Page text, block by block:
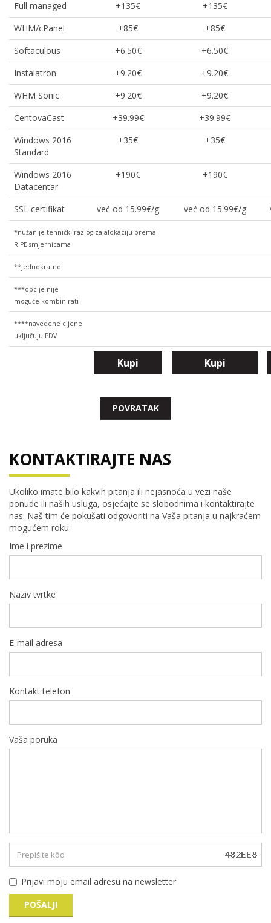
Full managed +135€
+135€
WHM/cPanel
+85€
+85€
Softaculous
+6.50€
+6.50€
Instalatron
+9.20€
+9.20€
WHM Sonic
+9.20€
+9.20€
CentovaCast
+39.99€
+39.99€
Windows 2016
Standard
+35€ +35€
Windows 2016
Datacentar
+190€ +190€
SSL certifikat već od 15.99€/g već od 15.99€/g
*nužan je tehnički razlog za alokaciju prema
RIPE smjernicama
**jednokratno
***opcije nije
moguće kombinirati
****navedene cijene
uključuju PDV
Kupi Kupi
POVRATAK
KONTAKTIRAJTE NAS
Ukoliko imate bilo kakvih pitanja ili nejasnoća u vezi naše
ponude ili naših usluga, osjećajte se slobodnima i kontaktirajte
nas. Naš tim će pokušati odgovoriti na Vaša pitanja u najkraćem
mogućem roku
Ime i prezime
Naziv tvrtke
E-mail adresa
Kontakt telefon
Vaša poruka
Prijavi moju email adresu na newsletter
POŠALJI